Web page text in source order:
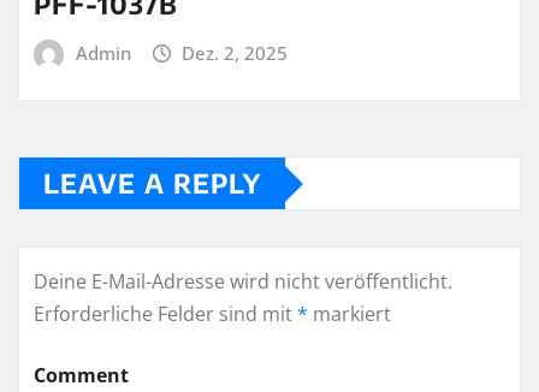
Admin Dez. 2, 2025
LEAVE A REPLY
Deine E-Mail-Adresse wird nicht veröffentlicht.
Erforderliche Felder sind mit* markiert
Comment